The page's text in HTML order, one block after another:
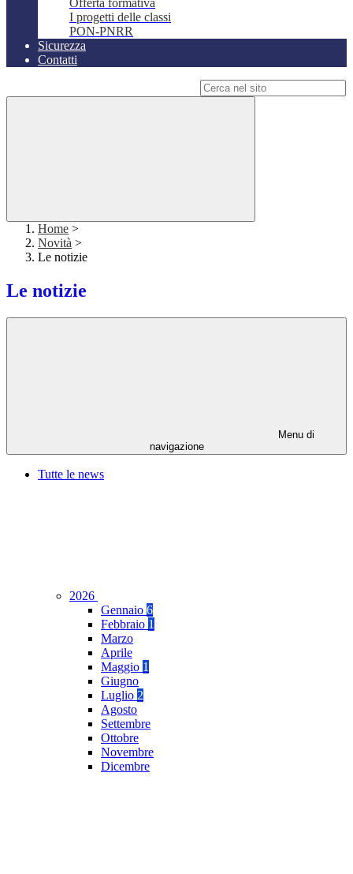
Offerta formativa
I progetti delle classi
PON-PNRR
Sicurezza
Contatti
Home >
Novità >
Le notizie
Le notizie
Menu di
navigazione
Tutte le news
2026
Gennaio 6
Febbraio 1
Marzo
Aprile
Maggio 1
Giugno
Luglio 2
Agosto
Settembre
Ottobre
Novembre
Dicembre